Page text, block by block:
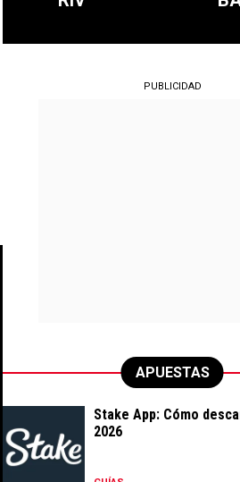
PUBLICIDAD
APUESTAS
Stake App: Cómo
2026